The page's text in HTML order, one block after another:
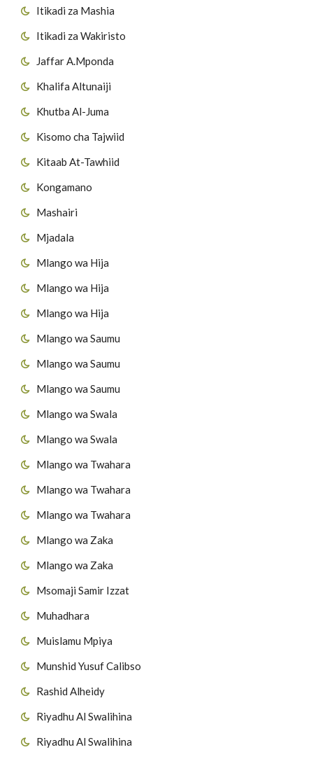
Itikadi za Mashia
Itikadi za Wakiristo
Jaffar A.Mponda
Khalifa Altunaiji
Khutba Al-Juma
Kisomo cha Tajwiid
Kitaab At-Tawhiid
Kongamano
Mashairi
Mjadala
Mlango wa Hija
Mlango wa Hija
Mlango wa Hija
Mlango wa Saumu
Mlango wa Saumu
Mlango wa Saumu
Mlango wa Swala
Mlango wa Swala
Mlango wa Twahara
Mlango wa Twahara
Mlango wa Twahara
Mlango wa Zaka
Mlango wa Zaka
Msomaji Samir Izzat
Muhadhara
Muislamu Mpiya
Munshid Yusuf Calibso
Rashid Alheidy
Riyadhu Al Swalihina
Riyadhu Al Swalihina